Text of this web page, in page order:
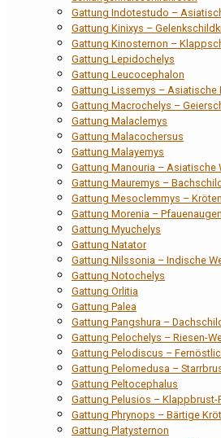
Gattung Indotestudo –
Gattung Kinixys –
Gattung Kinosternon –
Gattung Lepidochelys
Gattung Leucocephalon
Gattung Lissemys – Asiatische
Gattung Macrochelys –
Gattung Malaclemys
Gattung Malacochersus
Gattung Malayemys
Gattung Manouria – Asiatische
Gattung Mauremys –
Gattung Mesoclemmys –
Gattung Morenia –
Gattung Myuchelys
Gattung Natator
Gattung Nilssonia – Indische
Gattung Notochelys
Gattung Orlitia
Gattung Palea
Gattung Pangshura –
Gattung Pelochelys – Riesen-
Gattung Pelodiscus –
Gattung Pelomedusa –
Gattung Peltocephalus
Gattung Pelusios – Klappbrust-
Gattung Phrynops – Bärtige
Gattung Platysternon